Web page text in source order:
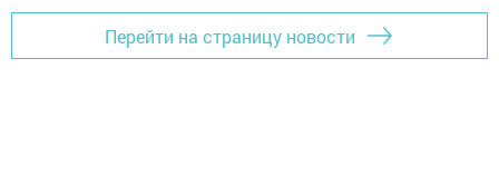
Перейти на страницу новости